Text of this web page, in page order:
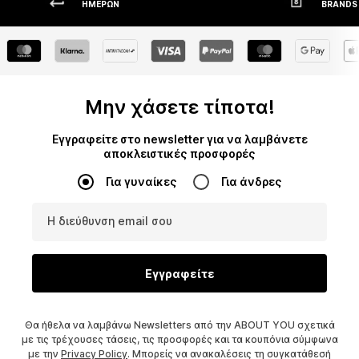
ΗΜΕΡΏΝ
BRANDS
Μην χάσετε τίποτα!
Εγγραφείτε στο newsletter για να λαμβάνετε
αποκλειστικές προσφορές
Για γυναίκες Για άνδρες
Η διεύθυνση email σου
Εγγραφείτε
Θα ήθελα να λαμβάνω Newsletters από την ABOUT YOU σχετικά
με τις τρέχουσες τάσεις, τις προσφορές και τα κουπόνια σύμφωνα
με την Privacy Policy. Μπορείς να ανακαλέσεις τη συγκατάθεσή